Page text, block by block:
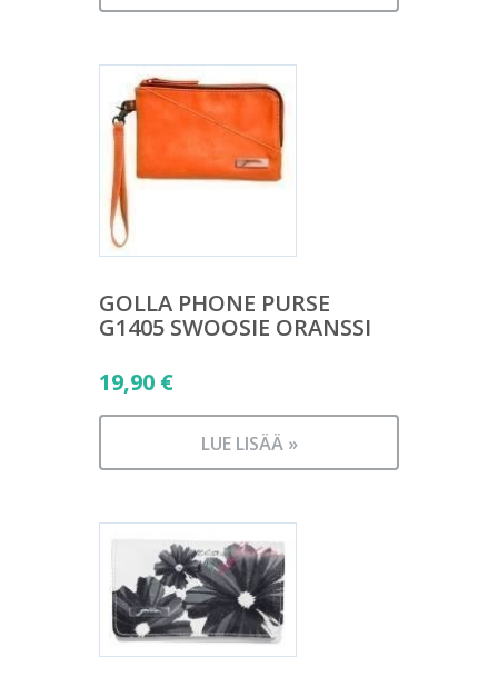
GOLLA PHONE PURSE
G1405 SWOOSIE ORANSSI
19,90 €
LUE LISÄÄ »